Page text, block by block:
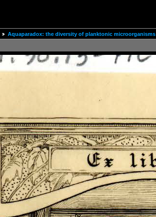
Aquaparadox: the diversity of planktonic microorganisms